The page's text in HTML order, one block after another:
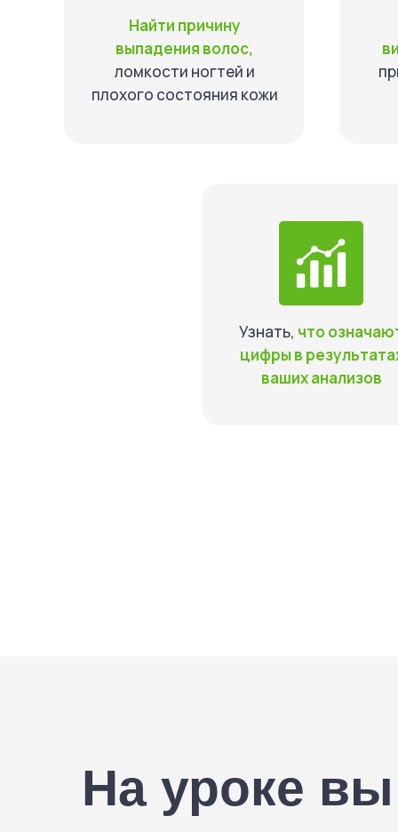
Найти причину
выпадения волос,
ломкости ногтей и
плохого состояния кожи
Узнать, что
цифры в
ваших анализов
На уроке